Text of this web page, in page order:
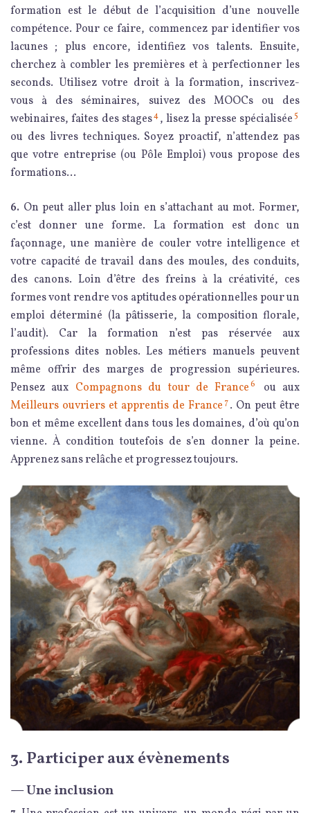
formation est le début de l’acquisition d’une nouvelle
compétence. Pour ce faire, commencez par identifier vos
lacunes ; plus encore, identifiez vos talents. Ensuite,
cherchez à combler les premières et à perfectionner les
seconds. Utilisez votre droit à la formation, inscrivez-
vous à des séminaires, suivez des MOOCs ou des
webinaires, faites des stages4, lisez la presse spécialisée 5
ou des livres techniques. Soyez proactif, n’attendez pas
que votre entreprise (ou Pôle Emploi) vous propose des
formations…
6. On peut aller plus loin en s’attachant au mot. Former,
c’est donner une forme. La formation est donc un
façonnage, une manière de couler votre intelligence et
votre capacité de travail dans des moules, des conduits,
des canons. Loin d’être des freins à la créativité, ces
formes vont rendre vos aptitudes opérationnelles pour un
emploi déterminé (la pâtisserie, la composition florale,
l’audit). Car la formation n’est pas réservée aux
professions dites nobles. Les métiers manuels peuvent
même offrir des marges de progression supérieures.
Pensez aux Compagnons du tour de France 6
ou aux
Meilleurs ouvriers et apprentis de France 7. On peut être
bon et même excellent dans tous les domaines, d’où qu’on
vienne. À condition toutefois de s’en donner la peine.
Apprenez sans relâche et progressez toujours.
3. Participer aux évènements
— Une inclusion